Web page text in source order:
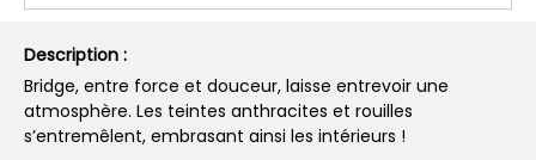
Description :
Bridge, entre force et douceur, laisse entrevoir une
atmosphère. Les teintes anthracites et rouilles
s’entremêlent, embrasant ainsi les intérieurs !